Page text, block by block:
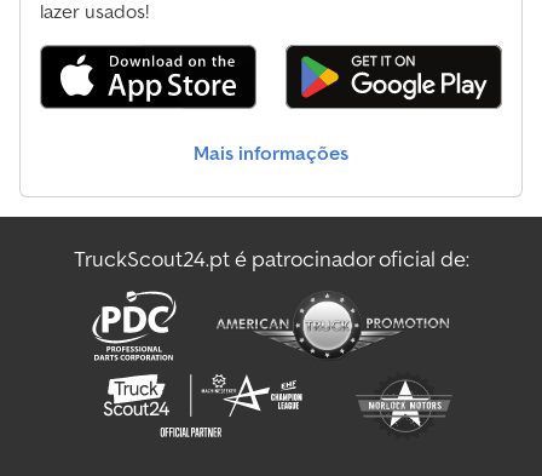
lazer usados!
Mais informações
TruckScout24.pt é patrocinador oficial de: